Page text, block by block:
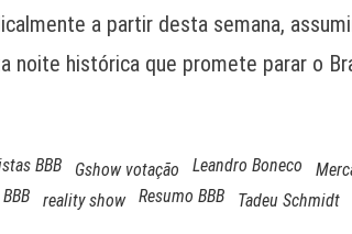
a partir desta semana,
noite histórica que promete parar o
BBB Gshow votação Leandro Boneco
reality show Resumo BBB Tadeu Schmidt